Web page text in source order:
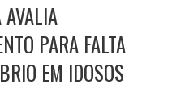
AVALIA
PARA FALTA
EM IDOSOS